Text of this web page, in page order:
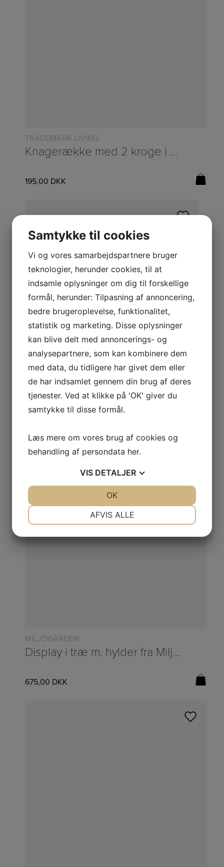
TRADEMARK LIVING
Knagerække med 2 kroge i genbrugstræ og jern fra Trademark Living – H:10xB:20cm
195,00 DKK
ÅRSTIDSOPHÆNG
Jernring – Ø:40cm
MILJÖGÅRDEN
Display i træ m. hylder fra Miljögården – H:48/B:48cm
675,00 DKK
Samtykke til cookies
Vi og vores samarbejdspartnere bruger
teknologier, herunder cookies, til at
indsamle oplysninger om dig til forskellige
formål, herunder: Tilpasning af annoncering,
bedre brugeroplevelse, funktionalitet,
statistik og marketing. Disse oplysninger
kan blive delt med annoncerings- og
analysepartnere, som kan kombinere dem
med data, du tidligere har givet dem eller
de har indsamlet gennem din brug af deres
tjenester. Ved at klikke på 'OK' giver du
samtykke til disse formål.
Læs mere om vores brug af cookies og
behandling af persondata her.
VIS DETALJER
AFVIS ALLE
OK